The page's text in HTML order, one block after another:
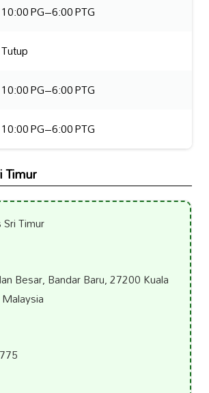
10:00 PG–6:00 PTG
Tutup
10:00 PG–6:00 PTG
10:00 PG–6:00 PTG
Timur
Besar, Bandar Baru, 27200 Kuala